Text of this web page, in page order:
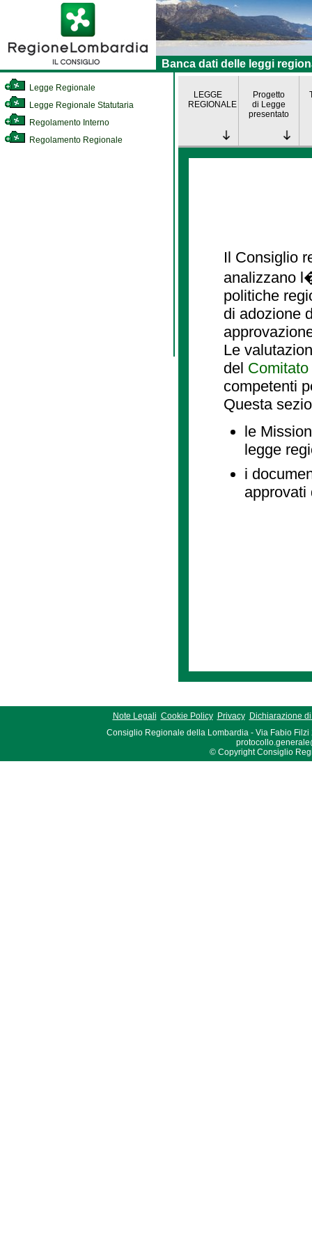
Banca dati delle leggi
Legge Regionale
Legge Regionale Statutaria
Regolamento Interno
Regolamento Regionale
LEGGE
REGIONALE
Progetto
di Legge
presentato
Il Consiglio
analizzano
politiche
di adozione
Le
del
competenti
Questa
le
legge
i
approvati
Note Legali Cookie Policy Privacy
Dichiarazione
Consiglio Regionale della Lombardia - Via Fabio Filzi
© Copyright Consiglio